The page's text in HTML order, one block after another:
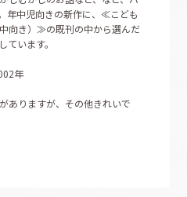
年中児向きの新作に、≪こども
向き）≫の既刊の中から選んだ
います。
年
ありますが、その他きれいで